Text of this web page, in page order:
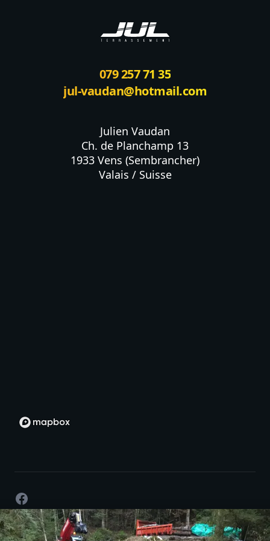
079 257 71 35
jul-vaudan@hotmail.com
Julien Vaudan
Ch. de Planchamp 13
1933 Vens (Sembrancher)
Valais / Suisse
Facebook
©2026- Développement par passion -